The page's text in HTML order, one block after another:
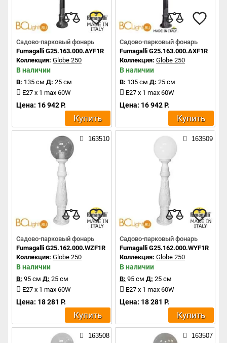
Садово-парковый фонарь
Fumagalli G25.163.000.AYF1R
Коллекция: Globe 250
В наличии
В: 135 см Д: 25 см
E27 x 1 max 60W
Цена: 16 942 Р.
Купить
Садово-парковый фонарь
Fumagalli G25.163.000.AXF1R
Коллекция: Globe 250
В наличии
В: 135 см Д: 25 см
E27 x 1 max 60W
Цена: 16 942 Р.
Купить
163510
Садово-парковый фонарь
Fumagalli G25.162.000.WZF1R
Коллекция: Globe 250
В наличии
В: 95 см Д: 25 см
E27 x 1 max 60W
Цена: 18 281 Р.
Купить
163509
Садово-парковый фонарь
Fumagalli G25.162.000.WYF1R
Коллекция: Globe 250
В наличии
В: 95 см Д: 25 см
E27 x 1 max 60W
Цена: 18 281 Р.
Купить
163508 163507